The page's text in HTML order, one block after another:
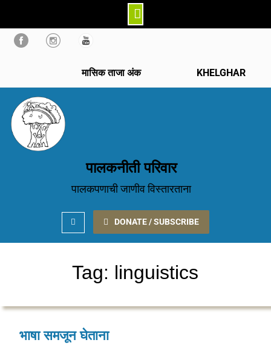
Skip
मासिक ताजा अंक KHELGHAR
पालकनीती परिवार
पालकपणाची जाणीव विस्तारताना
DONATE / SUBSCRIBE
Tag: linguistics
भाषा समजून घेताना